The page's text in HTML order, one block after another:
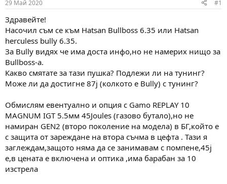
т
е
м
а
т
а
а
а
29 Май 2020 #1
Здравейте!
Насочил съм се към Hatsan Bullboss 6.35 или Hatsan
herculess bully 6.35.
За Bully видях че има доста инфо,но не намерих нищо за
Bullboss-a.
Какво смятате за тази пушка? Подлежи ли на тунинг?
Може ли да достигне 87j (колкото е Bully) с тунинг?
Обмислям евентуално и опция с Gamo REPLAY 10
MAGNUM IGT 5.5мм 45Joules (газово бутало),но не
намиран GEN2 (второ поколение на модела) в БГ,който е
с защита от зареждане на втора съчма в цефта . Тази я
заглеждам,защото няма да се занимавам с помпене,45j
е,в цената е включена и оптика ,има барабан за 10
изстрела